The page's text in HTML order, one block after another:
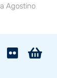
Agostino